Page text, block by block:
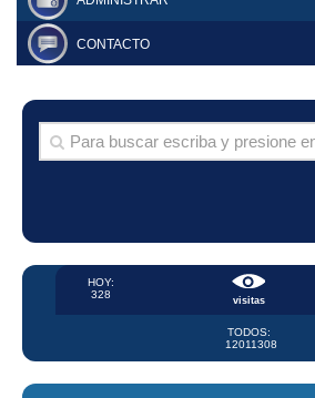
CONTACTO
visitas
HOY:
328
TODOS:
12011308